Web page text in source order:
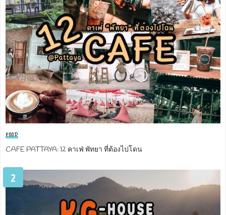
FOOD
CAFE PATTAYA: 12 คาเฟ่ พัทยา ที่ต้องไปโดน
2